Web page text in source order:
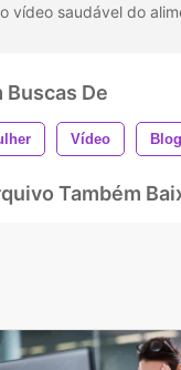
vídeo saudável do
Buscas De
Vídeo Blog
Também